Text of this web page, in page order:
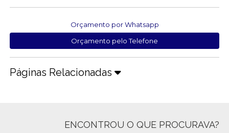
Orçamento por Whatsapp
Orçamento pelo Telefone
Páginas Relacionadas
ENCONTROU O QUE PROCURAVA?